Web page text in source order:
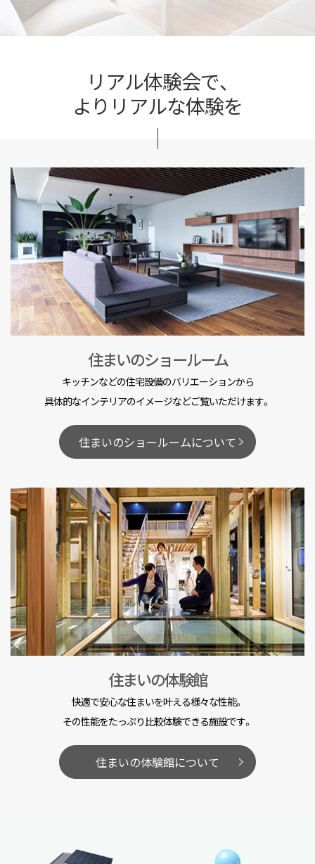
リアル体験会で、
よりリアルな体験を
住まいのショールーム
キッチンなどの住宅設備のバリエーションから
具体的なインテリアのイメージなどご覧いただけます。
住まいのショールームについて
住まいの体験館
快適で安心な住まいを叶える様々な性能。
その性能をたっぷり比較体験できる施設です。
住まいの体験館について